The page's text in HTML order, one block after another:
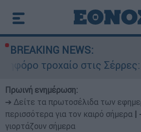
BREAKING NEWS:
τροχαίο στις Σέρρες:
Πρωινή ενημέρωση:
➔ Δείτε τα πρωτοσέλιδα των
περισσότερα για τον καιρό σήμερα
γιορτάζουν σήμερα